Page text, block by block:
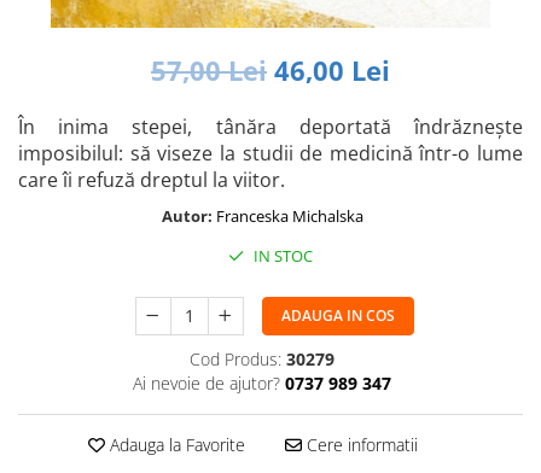
57,00 Lei 46,00 Lei
În inima stepei, tânăra deportată îndrăznește
imposibilul: să viseze la studii de medicină într-o lume
care îi refuză dreptul la viitor.
Autor: Franceska Michalska
IN STOC
ADAUGA IN COS
Cod Produs: 30279
Ai nevoie de ajutor? 0737 989 347
Adauga la Favorite Cere informatii